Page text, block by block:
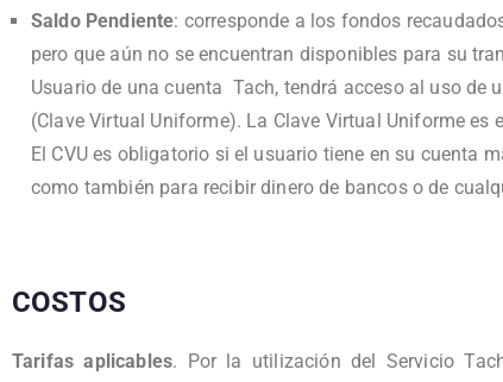
Saldo Pendiente: corresponde a los fondos
pero que aún no se encuentran disponibles para su
Usuario de una cuenta Tach, tendrá acceso al uso
(Clave Virtual Uniforme). La Clave Virtual Uniforme
El CVU es obligatorio si el usuario tiene en su cuenta
como también para recibir dinero de bancos o de
COSTOS
Tarifas aplicables. Por la utilización del Servicio